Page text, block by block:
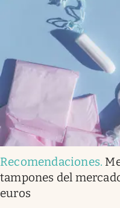
Recomendaciones.
tampones del
euros